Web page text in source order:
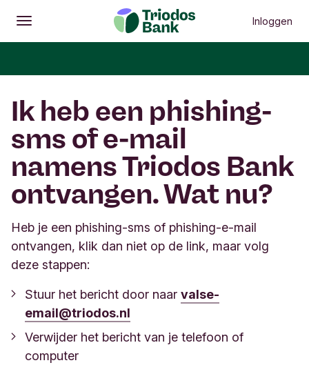
Openen
Hoofdmenu Inloggen
Ik heb een phishing-
sms of e-mail
namens Triodos Bank
ontvangen. Wat nu?
Heb je een phishing-sms of phishing-e-mail
ontvangen, klik dan niet op de link, maar volg
deze stappen:
Stuur het bericht door naar valse-
email@triodos.nl
Verwijder het bericht van je telefoon of
computer